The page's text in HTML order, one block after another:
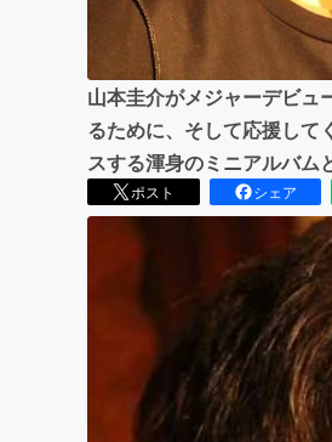
山本圭介がメジャーデビュ
るために、そして応援して
スする渾身のミニアルバム
ポスト シェア